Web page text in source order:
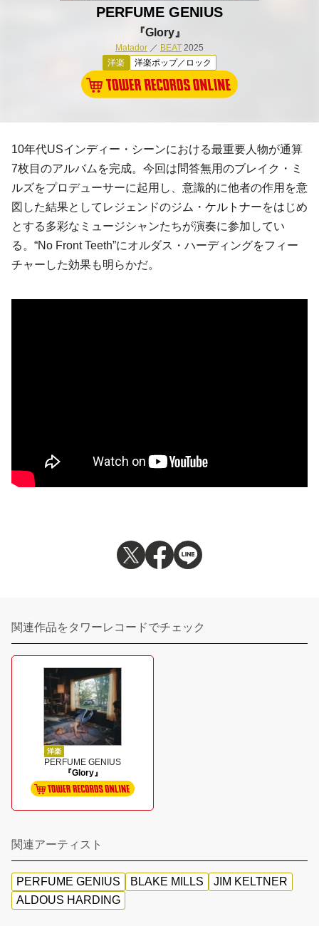
PERFUME GENIUS
『Glory』
Matador ／ BEAT 2025
洋楽
洋楽ポップ／ロック
10年代USインディー・シーンにおける最重要人物が通算
7枚目のアルバムを完成。今回は問答無用のブレイク・ミ
ルズをプロデューサーに起用し、意識的に他者の作用を意
図した結果としてレジェンドのジム・ケルトナーをはじめ
とする多彩なミュージシャンたちが演奏に参加してい
る。“No Front Teeth”にオルダス・ハーディングをフィー
チャーした効果も明らかだ。
関連作品をタワーレコードでチェック
洋楽
PERFUME GENIUS
『Glory』
関連アーティスト
PERFUME GENIUS BLAKE MILLS
JIM KELTNER
ALDOUS HARDING